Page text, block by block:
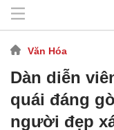
Văn Hóa
Dàn diễn
quái đáng
người đẹp